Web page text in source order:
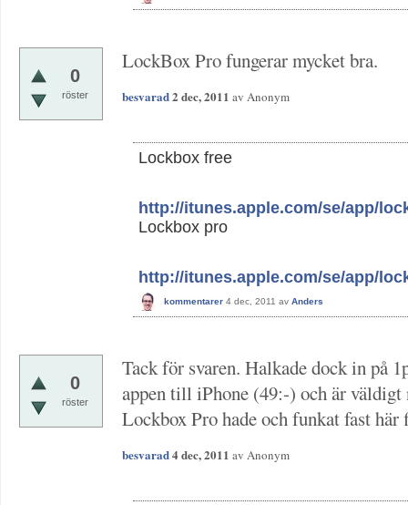
0
röster
LockBox Pro fungerar mycket bra.
besvarad2 dec, 2011 av Anonym
Lockbox free
http://itunes.apple.com/se/app/
Lockbox pro
http://itunes.apple.com/se/app/
kommentarer 4 dec, 2011 av Anders
0
röster
Tack för svaren. Halkade dock in på
appen till iPhone (49:-) och är väldigt
Lockbox Pro hade och funkat fast
besvarad4 dec, 2011 av Anonym